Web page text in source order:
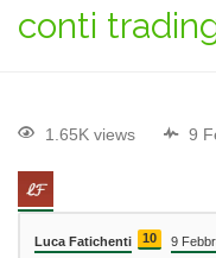
conti
1.65K views 9
Luca Fatichenti 10 9